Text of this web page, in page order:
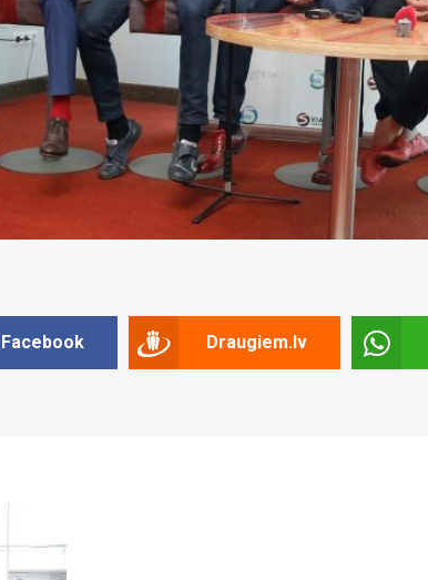
Facebook Draugiem.lv